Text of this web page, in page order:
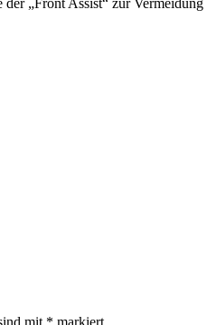
„Front Assist“ zur
mit * markiert